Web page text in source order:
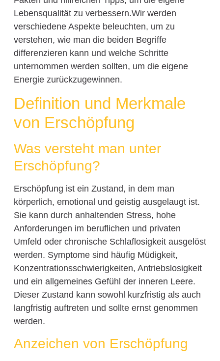
Lebensqualität zu verbessern.Wir werden
verschiedene Aspekte beleuchten, um zu
verstehen, wie man die beiden Begriffe
differenzieren kann und welche Schritte
unternommen werden sollten, um die eigene
Energie zurückzugewinnen.
Definition und Merkmale
von Erschöpfung
Was versteht man unter
Erschöpfung?
Erschöpfung ist ein Zustand, in dem man
körperlich, emotional und geistig ausgelaugt ist.
Sie kann durch anhaltenden Stress, hohe
Anforderungen im beruflichen und privaten
Umfeld oder chronische Schlaflosigkeit ausgelöst
werden. Symptome sind häufig Müdigkeit,
Konzentrationsschwierigkeiten, Antriebslosigkeit
und ein allgemeines Gefühl der inneren Leere.
Dieser Zustand kann sowohl kurzfristig als auch
langfristig auftreten und sollte ernst genommen
werden.
Anzeichen von Erschöpfung